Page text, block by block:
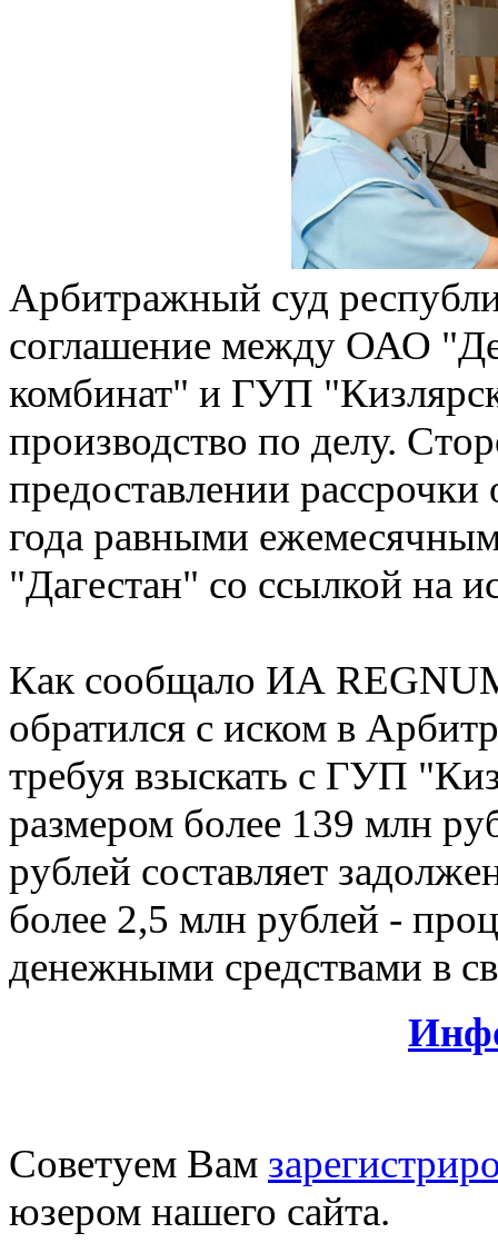
Арбитражный суд
соглашение между ОАО
комбинат" и ГУП
производство по делу.
предоставлении
года равными
"Дагестан" со ссылкой на
Как сообщало ИА
обратился с иском в
требуя взыскать с ГУП
размером более 139 млн
рублей составляет
более 2,5 млн рублей -
денежными средствами в
Советуем Вам
юзером нашего сайта.